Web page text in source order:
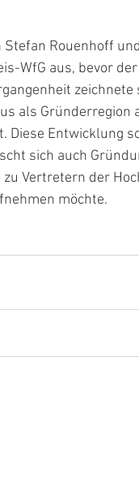
Stefan Rouenhoff
WfG aus, bevor
als Gründerregion
Diese Entwicklung
sich auch
Vertretern der
möchte.